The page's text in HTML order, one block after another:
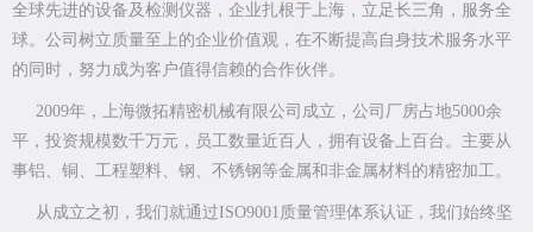
全球先进的设备及检测仪器，企业扎根于上海，立足长三角，服务全
球。公司树立质量至上的企业价值观，在不断提高自身技术服务水平
的同时，努力成为客户值得信赖的合作伙伴。
2009年，上海微拓精密机械有限公司成立，公司厂房占地5000余
平，投资规模数千万元，员工数量近百人，拥有设备上百台。主要从
事铝、铜、工程塑料、钢、不锈钢等金属和非金属材料的精密加工。
从成立之初，我们就通过ISO9001质量管理体系认证，我们始终坚